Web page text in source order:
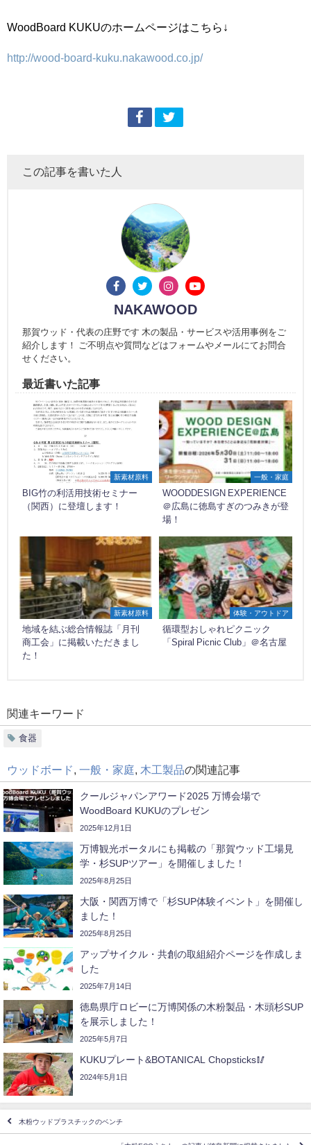
WoodBoard KUKUのホームページはこちら↓
http://wood-board-kuku.nakawood.co.jp/
この記事を書いた人
NAKAWOOD
那賀ウッド・代表の庄野です 木の製品・サービスや活用事例をご
紹介します！ ご不明点や質問などはフォームやメールにてお問合
せください。
最近書いた記事
新素材原料
BIG竹の利活用技術セミナー
（関西）に登壇します！
一般・家庭
WOODDESIGN EXPERIENCE
＠広島に徳島すぎのつみきが登
場！
新素材原料
地域を結ぶ総合情報誌「月刊
商工会」に掲載いただきまし
た！
体験・アウトドア
循環型おしゃれピクニック
「Spiral Picnic Club」＠名古屋
関連キーワード
食器
ウッドボード 一般・家庭 木工製品の関連記事
クールジャパンアワード2025 万博会場で
WoodBoard KUKUのプレゼン
2025年12月1日
万博観光ポータルにも掲載の「那賀ウッド工場見
学・杉SUPツアー」を開催しました！
2025年8月25日
大阪・関西万博で「杉SUP体験イベント」を開催し
ました！
2025年8月25日
アップサイクル・共創の取組紹介ページを作成しま
した
2025年7月14日
徳島県庁ロビーに万博関係の木粉製品・木頭杉SUP
を展示しました！
2025年5月7日
KUKUプレート&BOTANICAL Chopsticks🥢
2024年5月1日
木粉ウッドプラスチックのベンチ